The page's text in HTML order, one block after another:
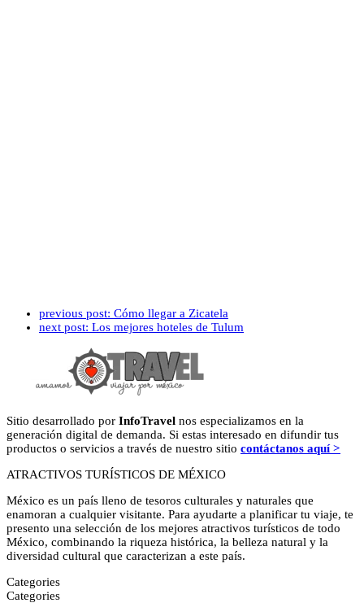
previous post: Cómo llegar a Zicatela
next post: Los mejores hoteles de Tulum
Sitio desarrollado por InfoTravel nos especializamos en la
generación digital de demanda. Si estas interesado en difundir tus
productos o servicios a través de nuestro sitio contáctanos aquí >
ATRACTIVOS TURÍSTICOS DE MÉXICO
México es un país lleno de tesoros culturales y naturales que
enamoran a cualquier visitante. Para ayudarte a planificar tu viaje, te
presento una selección de los mejores atractivos turísticos de todo
México, combinando la riqueza histórica, la belleza natural y la
diversidad cultural que caracterizan a este país.
Categories
Categories